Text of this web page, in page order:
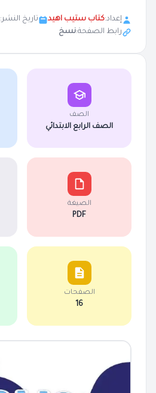
إعداد:كتاب ستيب اهيد تاريخ النشر:
رابط الصفحة:نسخ
الصف
الصف الرابع الابتدائي
الصيغة
PDF
الصفحات
16